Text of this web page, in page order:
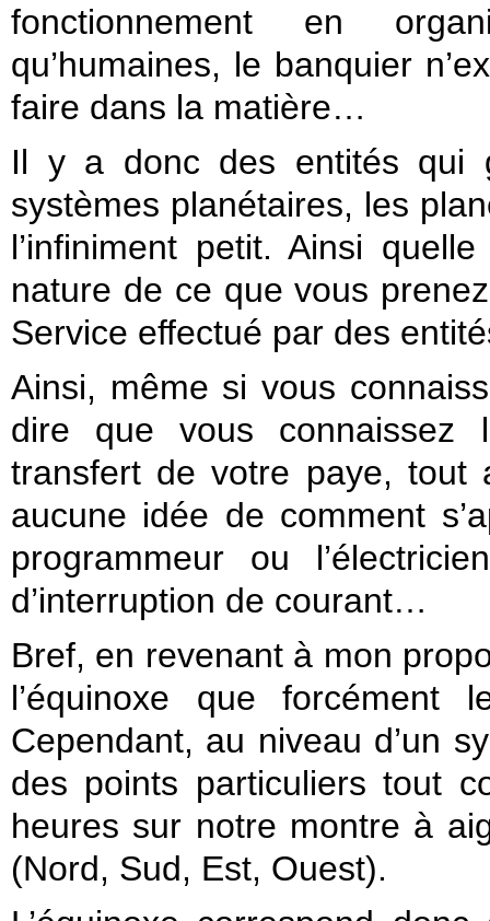
fonctionnement en
qu’humaines, le banquier
faire dans la matière…
Il y a donc des entités qui
systèmes planétaires, les
l’infiniment petit. Ainsi
nature de ce que vous
Service effectué par des
Ainsi, même si vous
dire que vous connaissez
transfert de votre paye, tout
aucune idée de comment
programmeur ou
d’interruption de courant…
Bref, en revenant à mon
l’équinoxe que
Cependant, au niveau d’un
des points particuliers tout
heures sur notre montre à
(Nord, Sud, Est, Ouest).